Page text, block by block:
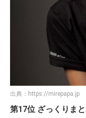
出典： https://mirepapa.jp
第17位 ざっくりま